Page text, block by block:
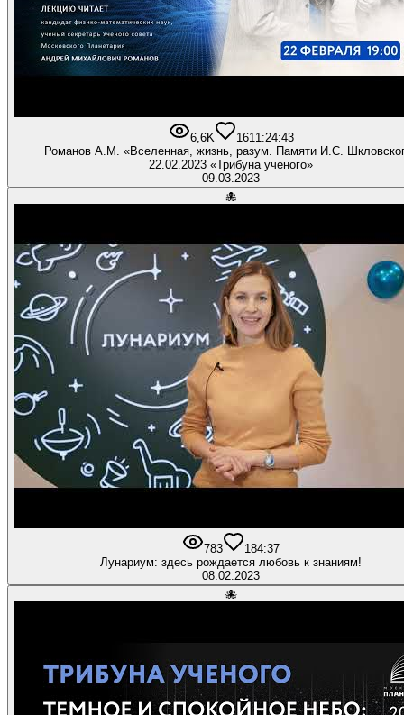
6,6K 161 1:24:43
Романов А.М. «Вселенная, жизнь, разум. Памяти И.С.
22.02.2023 «Трибуна ученого»
09.03.2023
🐙
783 184:37
Лунариум: здесь рождается любовь к знаниям!
08.02.2023
🐙